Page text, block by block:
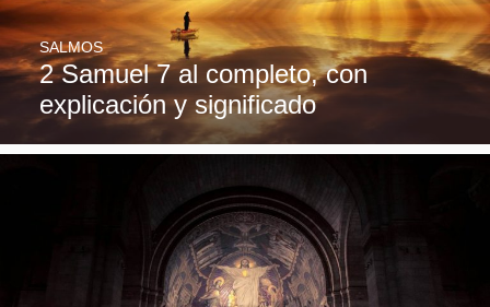
2 Samuel 7 al completo, con
explicación y significado
SALMOS